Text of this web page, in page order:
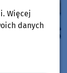
Więcej
danych